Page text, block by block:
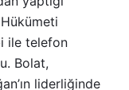
ile telefon
Bolat,
liderliğinde